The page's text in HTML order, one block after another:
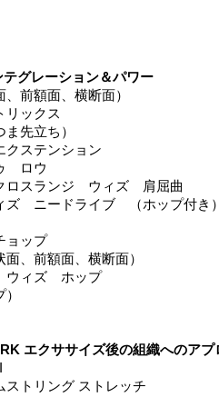
グレーション＆パワー
前額面、横断面）
ックス
先立ち）
ステンション
ロウ
スランジ ウィズ 肩屈曲
ニードライブ （ホップ付き）
ップ
、前額面、横断面）
ィズ ホップ
エクササイズ後の組織へのアプ
トリング ストレッチ